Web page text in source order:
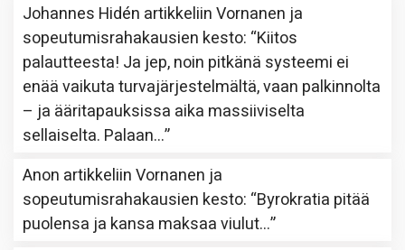
Johannes Hidén artikkeliinVornanen ja
sopeutumisrahakausien kesto: “Kiitos
palautteesta! Ja jep, noin pitkänä systeemi ei
enää vaikuta turvajärjestelmältä, vaan palkinnolta
– ja ääritapauksissa aika massiiviselta
sellaiselta. Palaan…”
Anon artikkeliinVornanen ja
sopeutumisrahakausien kesto: “Byrokratia pitää
puolensa ja kansa maksaa viulut…”